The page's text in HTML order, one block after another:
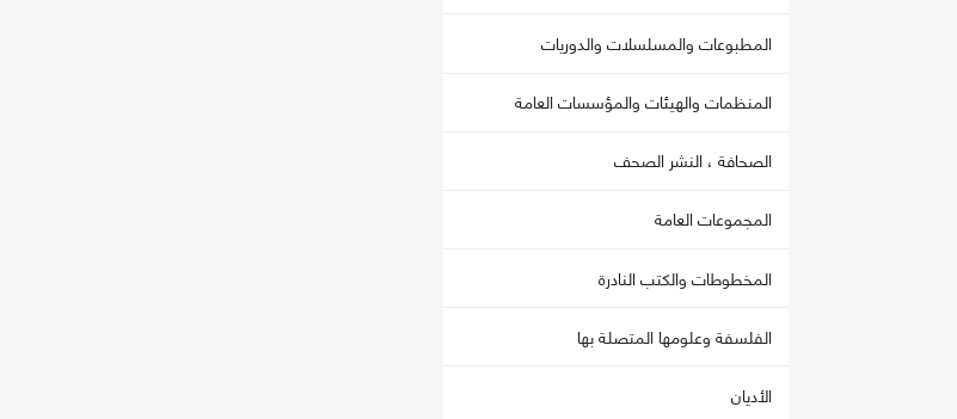
المطبوعات والمسلسلات والدوريات
المنظمات والهيئات والمؤسسات العامة
الصحافة ، النشر الصحف
المجموعات العامة
المخطوطات والكتب النادرة
الفلسفة وعلومها المتصلة بها
الأديان